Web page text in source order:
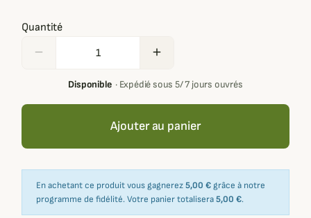
Quantité
remove add
Disponible· Expédié sous 5/ 7 jours ouvrés
Ajouter au panier
En achetant ce produit vous gagnerez5,00 € grâce à notre
programme de fidélité. Votre panier totalisera5,00 €.